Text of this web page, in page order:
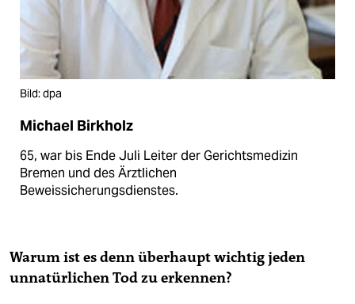
Bild: dpa
Michael Birkholz
65, war bis Ende Juli Leiter der Gerichtsmedizin
Bremen und des Ärztlichen
Beweissicherungsdienstes.
Warum ist es denn überhaupt wichtig jeden
unnatürlichen Tod zu erkennen?